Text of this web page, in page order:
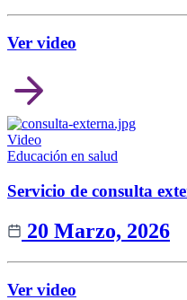
Ver video
Video
Educación en salud
Servicio de consulta
20 Marzo, 2026
Ver video